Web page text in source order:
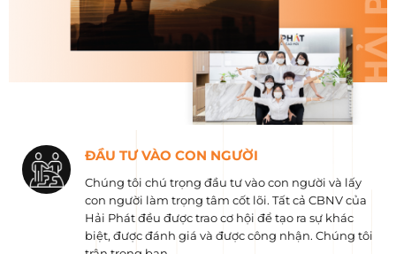
ĐẦU TƯ VÀO CON NGƯỜI
Chúng tôi chú trọng đầu tư vào con người và lấy
con người làm trọng tâm cốt lõi. Tất cả CBNV của
Hải Phát đều được trao cơ hội để tạo ra sự khác
biệt, được đánh giá và được công nhận. Chúng tôi